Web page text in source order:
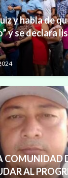
y habla de
y se declara
COMUNIDAD
AL